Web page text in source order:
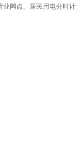
业网点、居民用电分时计